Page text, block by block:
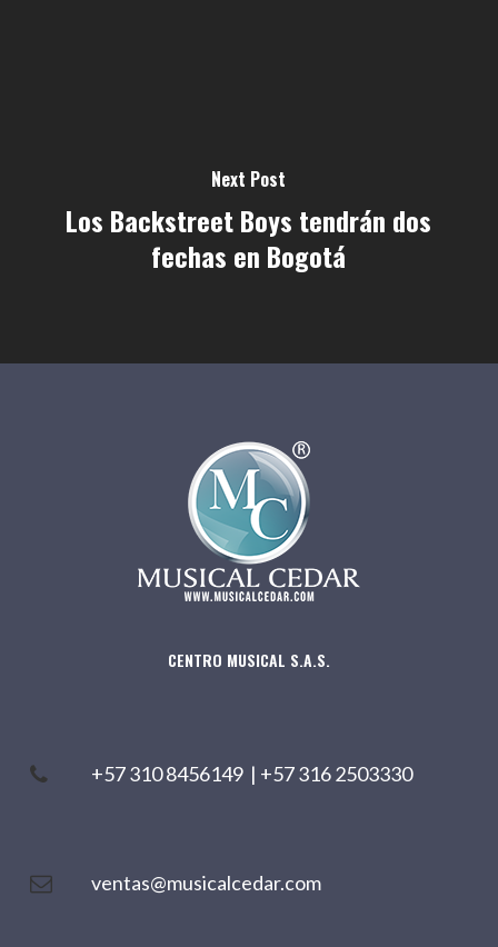
Next Post
Los Backstreet Boys tendrán dos
fechas en Bogotá
CENTRO MUSICAL S.A.S.
+57 310 8456149 | +57 316 2503330
ventas@musicalcedar.com